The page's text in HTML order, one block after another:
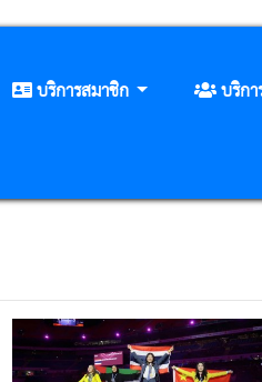
บริการสมาชิก บริก